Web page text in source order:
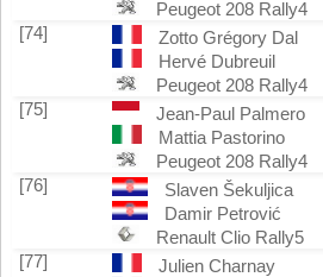
Peugeot 208 Rally4
[74]
Zotto Grégory Dal
Hervé Dubreuil
Peugeot 208 Rally4
[75]
Jean-Paul Palmero
Mattia Pastorino
Peugeot 208 Rally4
[76]
Slaven Šekuljica
Damir Petrović
Renault Clio Rally5
[77]
Julien Charnay